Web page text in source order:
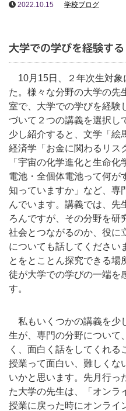
2022.10.15 学校ブログ
大学での学びを経験す
10月15日、２年次生対象
た。様々な分野の大学の先
室で、大学での学びを経験
づいて２つの講義を選択し
少し紹介すると、文学「絵
経済学「お金に関わるリス
「宇宙の化学進化と生命
電池・全個体電池って何が
知っていますか」など、専
んでいます。講義では、先
ろんですが、その分野を研
社会とつながるのか、役に
についても話してください
とをとことん探究できる場
徒が大学での学びの一端を
す。
私もいくつかの講義を少
生が、専門の分野について
く、面白く話をしてくれ
授業って面白い、難しくな
いかと思います。先月行っ
た大学の先生は、「オンラ
授業に戻った時にオンライ